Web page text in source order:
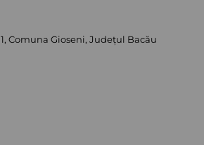
Comuna Gioseni, Județul Bacău